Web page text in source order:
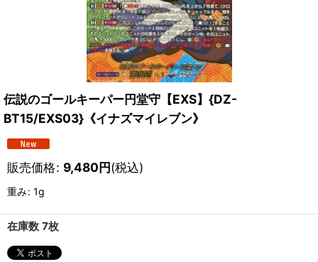
伝説のゴールキーパー円堂守【EXS】{DZ-
BT15/EXS03}《イナズマイレブン》
販売価格: 9,480円(税込)
重み: 1g
在庫数 7枚